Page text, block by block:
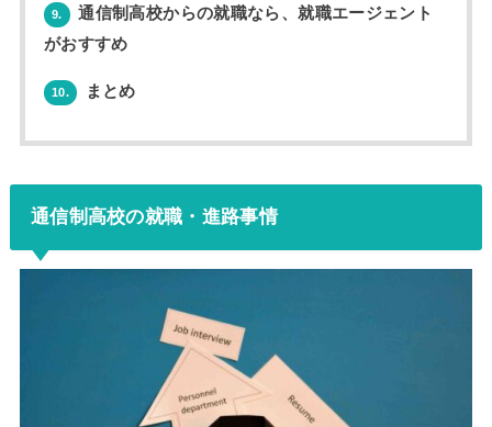
9.
通信制高校からの就職なら、就職エージェント
がおすすめ
10. まとめ
通信制高校の就職・進路事情